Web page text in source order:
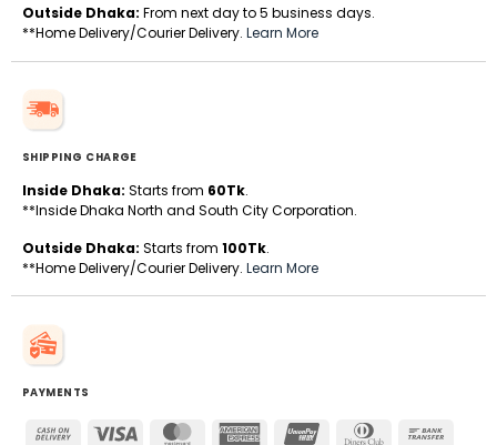
Outside Dhaka: From next day to 5 business days.
**Home Delivery/Courier Delivery. Learn More
SHIPPING CHARGE
Inside Dhaka: Starts from 60Tk.
**Inside Dhaka North and South City Corporation.
Outside Dhaka: Starts from 100Tk.
**Home Delivery/Courier Delivery. Learn More
PAYMENTS
Cash
Visa MasterCardAmerican
UnionPay
Dinners